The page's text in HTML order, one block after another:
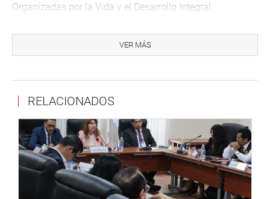
Organizadas por la Vida y el Desarrollo Integral
Villa María del Triunfo, para exponer sus opiniones
respecto a los proyectos de ley que sobre esta materia
El sábado último, el congresista Abel Reyes Cam,
presidente de la Comisión de Inclusión Social, denunció
haber sido inexplicablemente maltratado y vejado por
personal de seguridad y efectivos policiales del
aeropuerto Jorge Chávez cuando se disponía a viajar a
Huánuco.
VER MÁS
RELACIONADOS